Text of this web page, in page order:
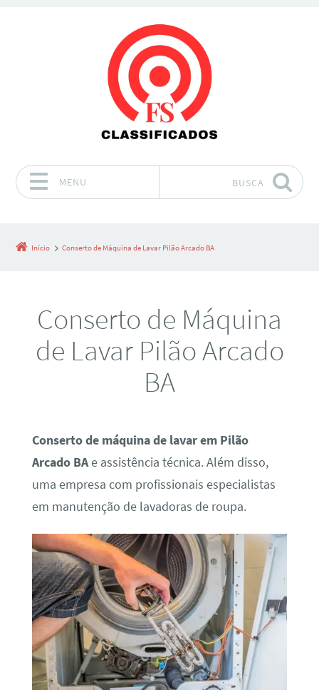
MENU BUSCA
Início Conserto de Máquina de Lavar Pilão Arcado BA
Conserto de Máquina
de Lavar Pilão Arcado
BA
Conserto de máquina de lavar em Pilão
Arcado BAe assistência técnica. Além disso,
uma empresa com profissionais especialistas
em manutenção de lavadoras de roupa.